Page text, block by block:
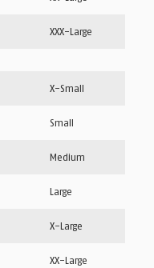
XXX-Large
X-Small
Small
Medium
Large
X-Large
XX-Large